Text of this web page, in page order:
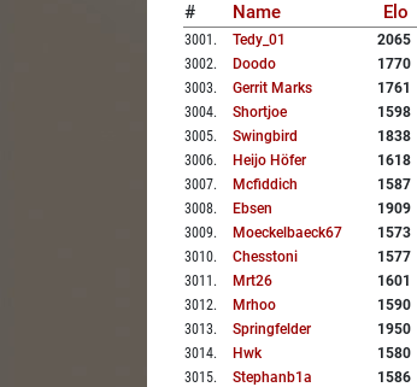
# Name Elo
3001 . Tedy_01 2065
3002. Doodo 1770
3003. Gerrit Marks 1761
3004. Shortjoe 1598
3005. Swingbird 1838
3006. Heijo Höfer 1618
3007. Mcfiddich 1587
3008. Ebsen 1909
3009. Moeckelbaeck67 1573
3010. Chesstoni 1577
3011 . Mrt26 1601
3012. Mrhoo 1590
3013. Springfelder 1950
3014. Hwk 1580
3015. Stephanb1a 1586